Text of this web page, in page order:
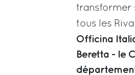
transformer
tous les
Officina
Beretta - le